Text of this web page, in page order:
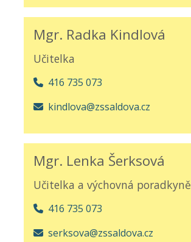
Mgr. Radka Kindlová
Učitelka
416 735 073
kindlova@zssaldova.cz
Mgr. Lenka Šerksová
Učitelka a výchovná poradkyně
416 735 073
serksova@zssaldova.cz